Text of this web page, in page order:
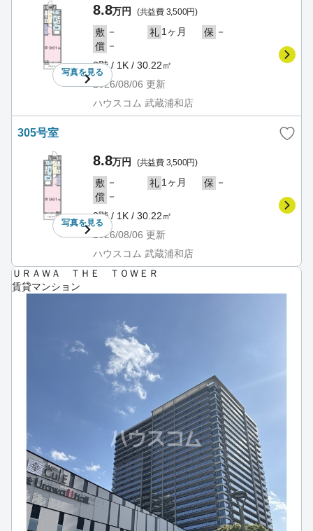
写真を見る
8.8万円 (共益費 3,500円)
敷 － 礼 1ヶ月 保 －
償 －
3階 / 1K / 30.22㎡
2026/08/06 更新
ハウスコム 武蔵浦和店
305号室
写真を見る
8.8万円 (共益費 3,500円)
敷 － 礼 1ヶ月 保 －
償 －
3階 / 1K / 30.22㎡
2026/08/06 更新
ハウスコム 武蔵浦和店
ＵＲＡＷＡ ＴＨＥ ＴＯＷＥＲ
賃貸マンション